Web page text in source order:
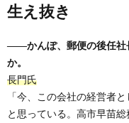
生え抜き
――かんぽ、郵便の後任社
か。
長門氏
「今、この会社の経営者
と思っている。高市早苗